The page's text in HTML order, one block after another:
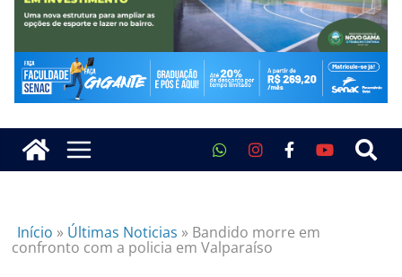
Início » Últimas Noticias » Bandido morre em
confronto com a policia em Valparaíso